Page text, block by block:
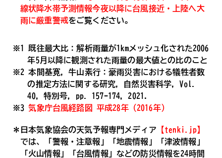
線状降水帯予測情報今夜以降に台風接近・上陸へ大
雨に厳重警戒をご覧ください。
※1 既往最大比：解析雨量が1kmメッシュ化された2006
年5月以降に観測された雨量の最大値との比のこと
※2 本間基寛，牛山素行：豪雨災害における犠牲者数
の推定方法に関する研究，自然災害科学，Vol.
40，特別号，pp. 157-174，2021．
※3気象庁台風経路図 平成28年（2016年）
＊日本気象協会の天気予報専門メディア 【tenki.jp】
では、「警報・注意報」「地震情報」「津波情報」
「火山情報」「台風情報」などの防災情報を24時間